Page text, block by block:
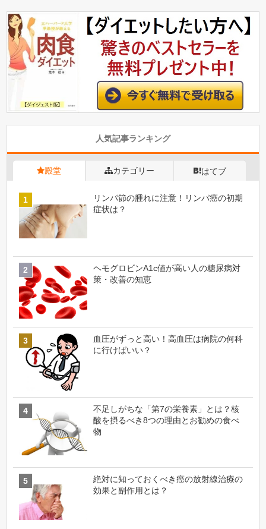
人気記事ランキング
殿堂 カテゴリー はてブ
リンパ節の腫れに注意！リンパ癌の初期
症状は？
ヘモグロビンA1c値が高い人の糖尿病対
策・改善の知恵
血圧がずっと高い！高血圧は病院の何科
に行けばいい？
不足しがちな「第7の栄養素」とは？核
酸を摂るべき8つの理由とお勧めの食べ
物
絶対に知っておくべき癌の放射線治療の
効果と副作用とは？